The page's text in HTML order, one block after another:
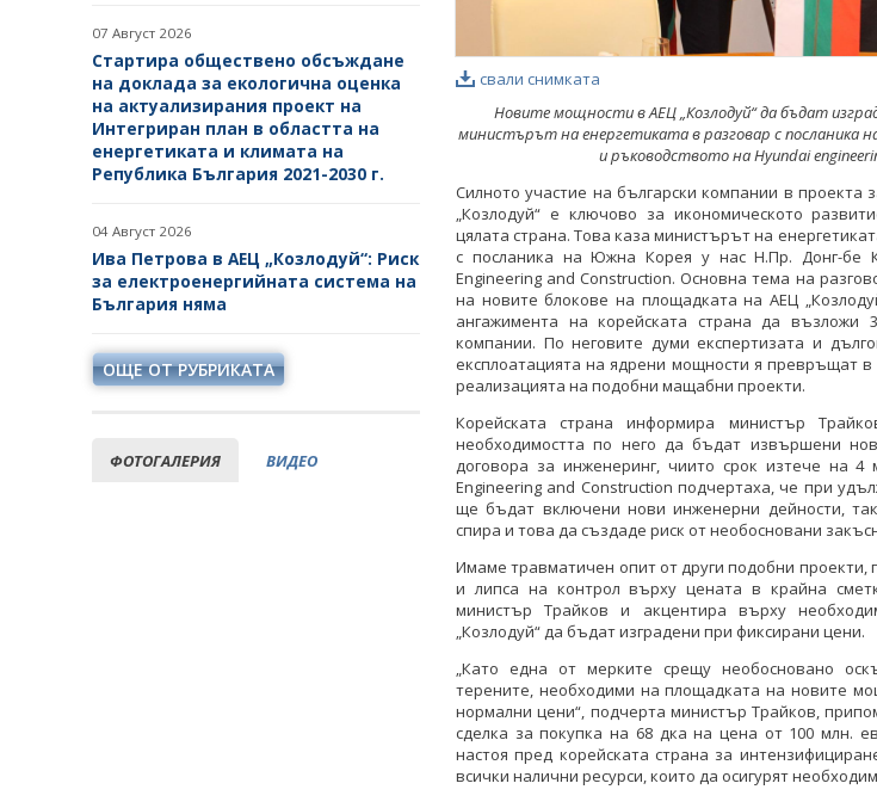
07 Август 2026
Стартира обществено обсъждане
на доклада за екологична оценка
на актуализирания проект на
Интегриран план в областта на
енергетиката и климата на
Република България 2021-2030 г.
04 Август 2026
Ива Петрова в АЕЦ „Козлодуй“: Риск
за електроенергийната система на
България няма
ОЩЕ ОТ РУБРИКАТА
ФОТОГАЛЕРИЯ ВИДЕО
свали снимката
Новите мощности в АЕЦ „Козлодуй“ да бъдат
министърът на енергетиката в разговар с посланика
и ръководството наHyundai
Силното участие на български компании в проекта
„Козлодуй“ е ключово за икономическото
цялата страна. Това каза министърът на
с посланика на Южна Корея у нас Н.Пр. Донг-бе
Engineering and Construction. Основна тема на
на новите блокове на площадката на АЕЦ
ангажимента на корейската страна да възложи
компании. По неговите думи експертизата и
експлоатацията на ядрени мощности я превръщат
реализацията на подобни мащабни проекти.
Корейската страна информира министър
необходимостта по него да бъдат извършени
договора за инженеринг, чиито срок изтече на
Engineering and Construction подчертаха, че при
ще бъдат включени нови инженерни дейности,
спира и това да създаде риск от необосновани
Имаме травматичен опит от други подобни проекти,
и липса на контрол върху цената в крайна
министър Трайков и акцентира върху
„Козлодуй“ да бъдат изградени при фиксирани цени.
„Като една от мерките срещу необосновано
терените, необходими на площадката на новите
нормални цени“, подчерта министър Трайков,
сделка за покупка на 68 дка на цена от 100 млн.
настоя пред корейската страна за
всички налични ресурси, които да осигурят